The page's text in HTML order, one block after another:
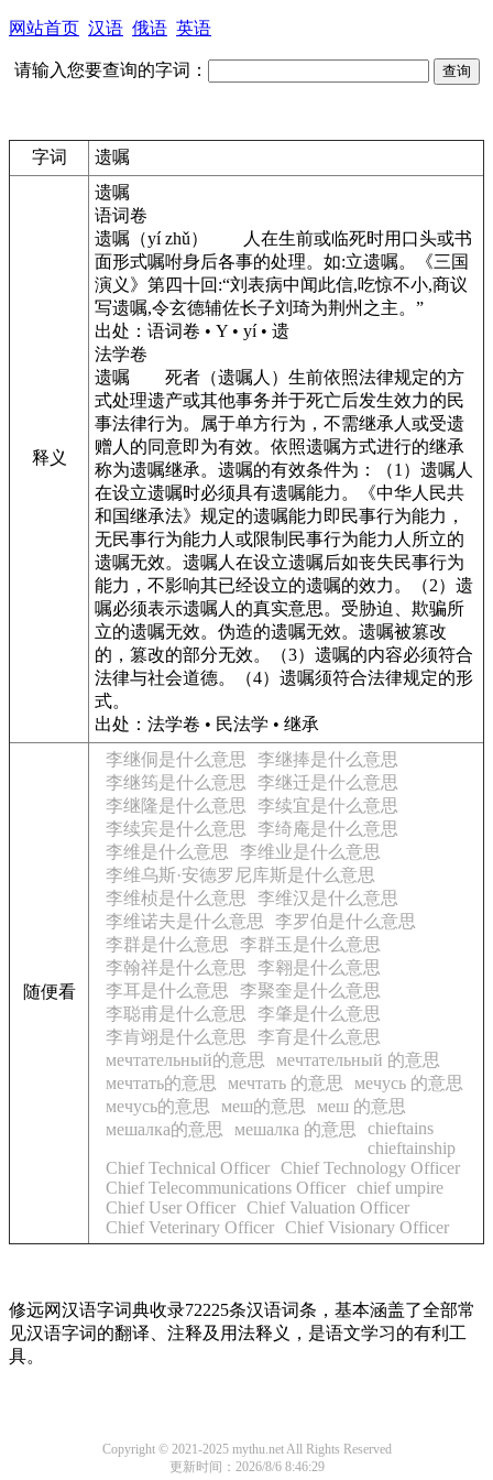
网站首页 汉语 俄语 英语
请输入您要查询的字词：
字词 遗嘱
释义
遗嘱
语词卷
遗嘱 （yí zhǔ）
人在生前或临死时用口头或书
面形式嘱咐身后各事的处理。如:立遗嘱。《三国
演义》第四十回:“刘表病中闻此信,吃惊不小,商议
写遗嘱,令玄德辅佐长子刘琦为荆州 之主。”
出处：语词卷 • Y • yí • 遗
法学卷
遗嘱 死者（遗嘱人）生前依照法律规定的方
式处理遗产或其他事务并于死亡后发生效力的民
事法律行为。属于单方行为，不需继承人或受遗
赠人的同意即为有效。依照遗嘱方式进行的继承
称为遗嘱继承。遗嘱的有效条件为：（1）遗嘱人
在设立遗嘱时必须具有遗嘱能力。《中华人民共
和国继承法》规定的遗嘱能力即民事行为能力，
无民事行为能力人或限制民事行为能力人所立的
遗嘱无效。遗嘱人在设立遗嘱后如丧失民事行为
能力，不影响其已经设立的遗嘱的效力。（2）遗
嘱必须表示遗嘱人的真实意思。受胁迫、欺骗所
立的遗嘱无效。伪造的遗嘱无效。遗嘱被篡改
的，篡改的部分无效。（3）遗嘱的内容必须符合
法律与社会道德。（4）遗嘱须符合法律规定的形
式。
出处：法学卷 • 民法学 • 继承
随便看
李继侗是什么意思
李继捧是什么意思
李继筠是什么意思
李继迁是什么意思
李继隆是什么意思
李续宜是什么意思
李续宾是什么意思
李绮庵是什么意思
李维是什么意思
李维业是什么意思
李维乌斯·安德罗尼库斯是什么意思
李维桢是什么意思
李维汉是什么意思
李维诺夫是什么意思
李罗伯是什么意思
李群是什么意思
李群玉是什么意思
李翰祥是什么意思
李翱是什么意思
李耳是什么意思
李聚奎是什么意思
李聪甫是什么意思
李肇是什么意思
李肯翊是什么意思
李育是什么意思
мечтательный的意思
мечтательный 的意思
мечтать的意思
мечтать 的意思
мечусь 的意思
мечусь的意思
меш的意思
меш 的意思
мешалка的意思
мешалка 的意思
chieftains
chieftainship
Chief Technical Officer Chief Technology Officer
Chief Telecommunications Officer chief umpire
Chief User Officer Chief Valuation Officer
Chief Veterinary Officer Chief Visionary Officer
修远网汉语字词典收录72225条汉语词条，基本涵盖了全部常
见汉语字词的翻译、注释及用法释义，是语文学习的有利工
具。
Copyright © 2021-2025 mythu.net All Rights Reserved
更新时间：2026/8/6 8:46:29